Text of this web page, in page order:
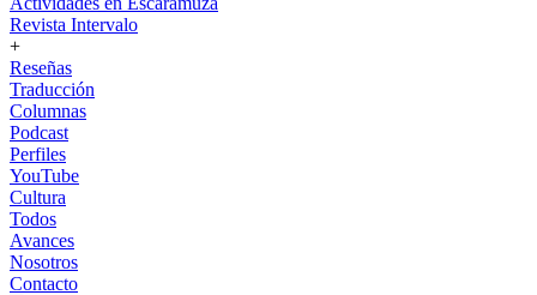
Revista Intervalo
+
Reseñas
Traducción
Columnas
Podcast
Perfiles
YouTube
Cultura
Todos
Avances
Nosotros
Contacto